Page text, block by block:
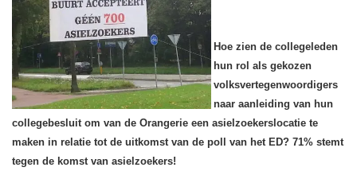
Hoe zien de collegeleden
hun rol als gekozen
volksvertegenwoordigers
naar aanleiding van hun
collegebesluit om van de Orangerie een asielzoekerslocatie te
maken in relatie tot de uitkomst van de poll van het ED? 71% stemt
tegen de komst van asielzoekers!